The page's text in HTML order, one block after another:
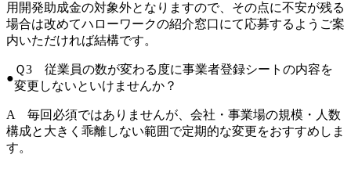
用開発助成金の対象外となりますので、その点に不安が残る
場合は改めてハローワークの紹介窓口にて応募するようご案
内いただければ結構です。
Ｑ3 従業員の数が変わる度に事業者登録シートの内容を
変更しないといけませんか？
A 毎回必須ではありませんが、会社・事業場の規模・人数
構成と大きく乖離しない範囲で定期的な変更をおすすめしま
す。